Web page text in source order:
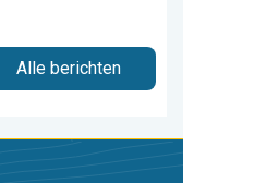
Alle berichten